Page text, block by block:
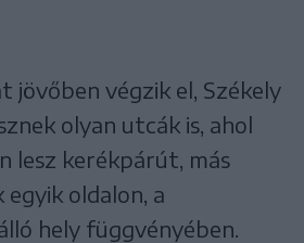
jövőben végzik el, Székely
olyan utcák is, ahol
lesz kerékpárút, más
egyik oldalon, a
hely függvényében.